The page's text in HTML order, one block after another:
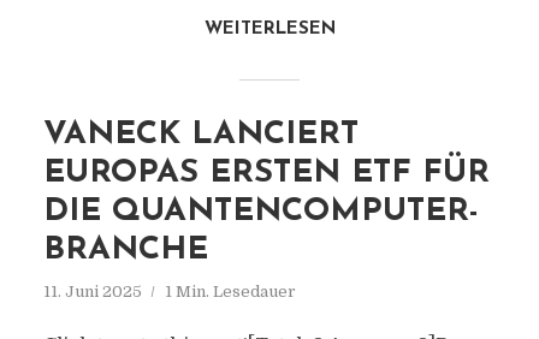
WEITERLESEN
VANECK LANCIERT
EUROPAS ERSTEN ETF FÜR
DIE QUANTENCOMPUTER-
BRANCHE
11. Juni 2025 1 Min. Lesedauer